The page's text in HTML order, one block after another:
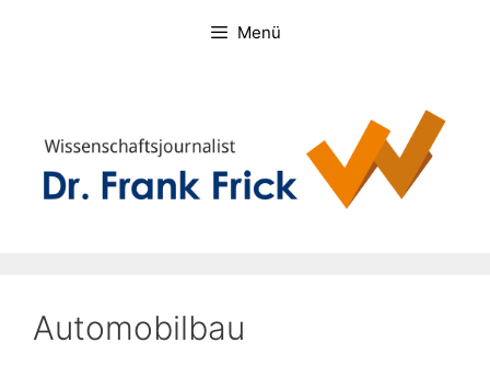
Menü
Automobilbau